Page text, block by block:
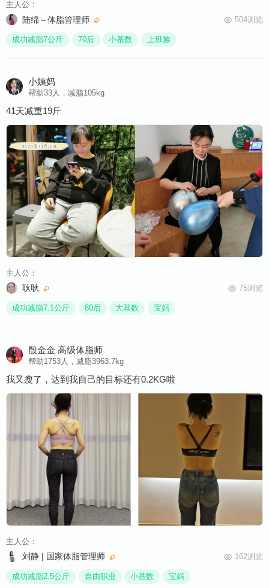
主人公：
陆绵～体脂管理师 504浏览
成功减脂7公斤 70后 小基数 上班族
小姨妈
帮助33人，减脂105kg
41天减重19斤
主人公：
耿耿 75浏览
成功减脂7.1公斤 80后 大基数 宝妈
殷金金 高级体脂师
帮助1753人，减脂3963.7kg
我又瘦了，达到我自己的目标还有0.2KG啦
主人公：
刘静 | 国家体脂管理师 162浏览
成功减脂2.5公斤 自由职业 小基数 宝妈